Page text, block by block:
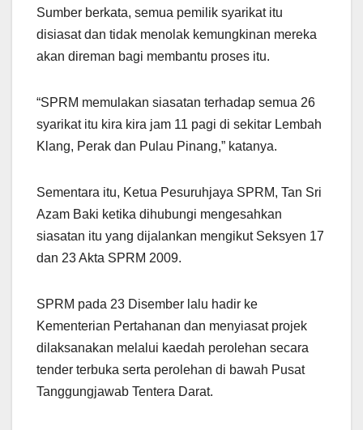
p
o
k
Sumber berkata, semua pemilik syarikat itu
disiasat dan tidak menolak kemungkinan mereka
akan direman bagi membantu proses itu.
“SPRM memulakan siasatan terhadap semua 26
syarikat itu kira kira jam 11 pagi di sekitar Lembah
Klang, Perak dan Pulau Pinang,” katanya.
Sementara itu, Ketua Pesuruhjaya SPRM, Tan Sri
Azam Baki ketika dihubungi mengesahkan
siasatan itu yang dijalankan mengikut Seksyen 17
dan 23 Akta SPRM 2009.
SPRM pada 23 Disember lalu hadir ke
Kementerian Pertahanan dan menyiasat projek
dilaksanakan melalui kaedah perolehan secara
tender terbuka serta perolehan di bawah Pusat
Tanggungjawab Tentera Darat.